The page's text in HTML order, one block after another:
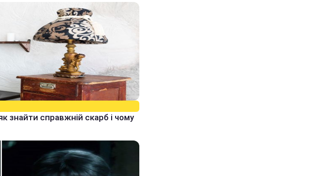
знайти справжній скарб і чому